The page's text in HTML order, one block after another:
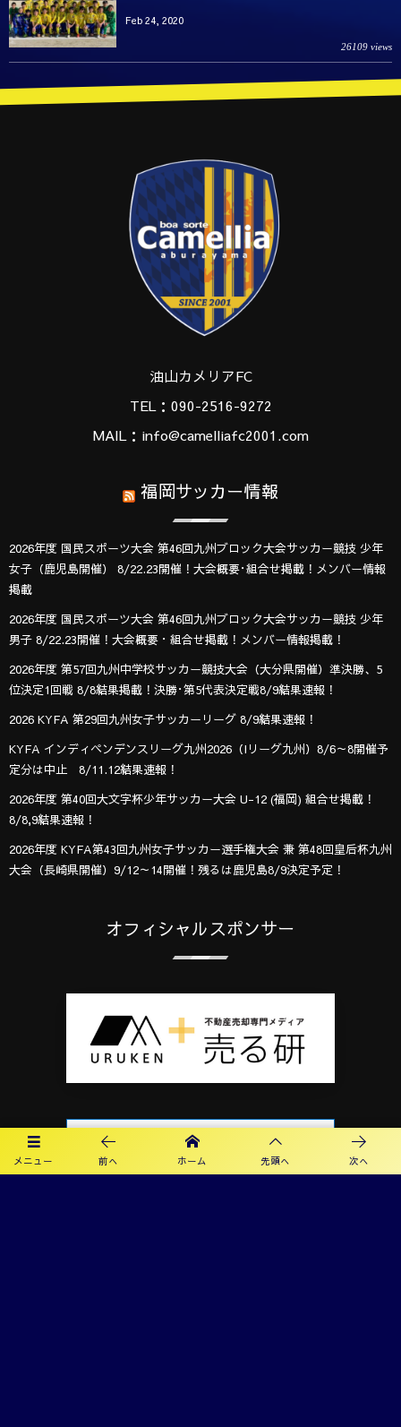
Feb 24, 2020
26109 views
メニュー 前へ ホーム 先頭へ 次へ
油山カメリアFC
TEL：090-2516-9272
MAIL：info@camelliafc2001.com
福岡サッカー情報
2026年度 国民スポーツ大会 第46回九州ブロック大会サッカー競技 少年
女子（鹿児島開催） 8/22.23開催！大会概要･組合せ掲載！メンバー情報
掲載
2026年度 国民スポーツ大会 第46回九州ブロック大会サッカー競技 少年
男子 8/22.23開催！大会概要・組合せ掲載！メンバー情報掲載！
2026年度 第57回九州中学校サッカー競技大会（大分県開催）準決勝、5
位決定1回戦 8/8結果掲載！決勝･第5代表決定戦8/9結果速報！
2026 KYFA 第29回九州女子サッカーリーグ 8/9結果速報！
KYFA インディペンデンスリーグ九州2026（Iリーグ九州）8/6～8開催予
定分は中止 8/11.12結果速報！
2026年度 第40回大文字杯少年サッカー大会 U-12 (福岡) 組合せ掲載！
8/8,9結果速報！
2026年度 KYFA第43回九州女子サッカー選手権大会 兼 第48回皇后杯九州
大会（長崎県開催）9/12～14開催！残るは鹿児島8/9決定予定！
オフィシャルスポンサー